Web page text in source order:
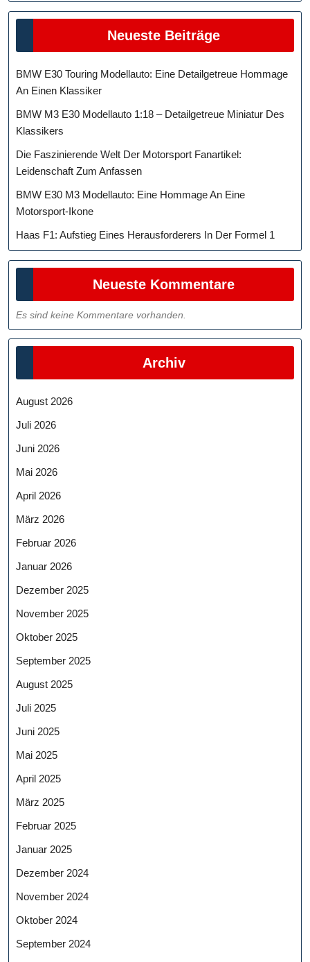
Neueste Beiträge
BMW E30 Touring Modellauto: Eine Detailgetreue Hommage
An Einen Klassiker
BMW M3 E30 Modellauto 1:18 – Detailgetreue Miniatur Des
Klassikers
Die Faszinierende Welt Der Motorsport Fanartikel:
Leidenschaft Zum Anfassen
BMW E30 M3 Modellauto: Eine Hommage An Eine
Motorsport-Ikone
Haas F1: Aufstieg Eines Herausforderers In Der Formel 1
Neueste Kommentare
Es sind keine Kommentare vorhanden.
Archiv
August 2026
Juli 2026
Juni 2026
Mai 2026
April 2026
März 2026
Februar 2026
Januar 2026
Dezember 2025
November 2025
Oktober 2025
September 2025
August 2025
Juli 2025
Juni 2025
Mai 2025
April 2025
März 2025
Februar 2025
Januar 2025
Dezember 2024
November 2024
Oktober 2024
September 2024